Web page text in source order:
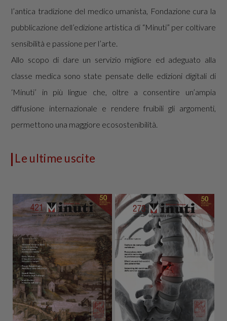
l’antica tradizione del medico umanista, Fondazione cura la
pubblicazione dell’edizione artistica di “Minuti” per coltivare
sensibilità e passione per l’arte.
Allo scopo di dare un servizio migliore ed adeguato alla
classe medica sono state pensate delle edizioni digitali di
‘Minuti’ in più lingue che, oltre a consentire un’ampia
diffusione internazionale e rendere fruibili gli argomenti,
permettono una maggiore ecosostenibilità.
Le ultime uscite